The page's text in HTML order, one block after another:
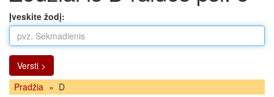
Įveskite žodį:
Versti >
Pradžia » D